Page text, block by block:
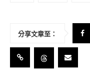
分享文章至：